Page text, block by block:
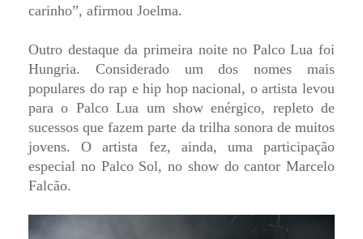
carinho”, afirmou Joelma.
Outro destaque da primeira noite no Palco Lua foi
Hungria. Considerado um dos nomes mais
populares do rap e hip hop nacional, o artista levou
para o Palco Lua um show enérgico, repleto de
sucessos que fazem parte da trilha sonora de muitos
jovens. O artista fez, ainda, uma participação
especial no Palco Sol, no show do cantor Marcelo
Falcão.